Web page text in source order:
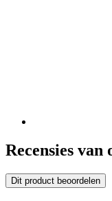
Recensies van
Dit product beoordelen